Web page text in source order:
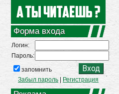
Форма входа
Логин:
Пароль:
запомнить
Забыл пароль
Регистрация